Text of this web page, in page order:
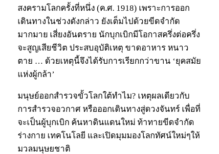
สงครามโลกครั้งที่หนึ่ง (ค.ศ. 1918) เพราะการออก
เดินทางในช่วงดังกล่าว ยังเต็มไปด้วยขีดจำกัด
มากมาย เสี่ยงอันตราย นักบุกเบิกมีโอกาสครึ่งต่อครึ่ง
จะสูญเสียชีวิต ประสบอุบัติเหตุ ขาดอาหาร หนาว
ตาย … ด้วยเหตุนี้จึงได้รับการเรียกกว่าขาน ‘ยุคสมัย
แห่งผู้กล้า’
มนุษย์ออกสำรวจขั้วโลกใต้ทำไม? เหตุผลเดียวกับ
การสำรวจอวกาศ หรือออกเดินทางสู่ดวงจันทร์ เพื่อที่
จะเป็นผู้บุกเบิก ค้นหาดินแดนใหม่ ท้าทายขีดจำกัด
ร่างกาย เทคโนโลยี และเปิดมุมมองโลกทัศน์ใหม่ๆให้
มวลมนุษยชาติ